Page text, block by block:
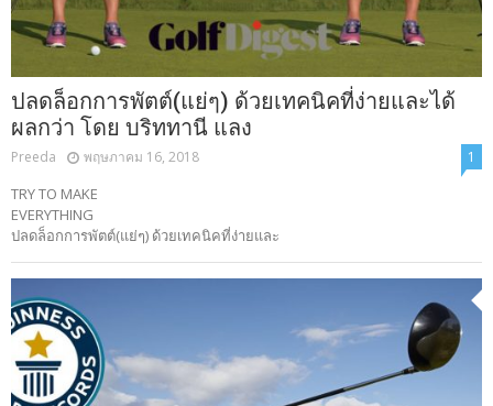
ปลดล็อกการพัตต์(แย่ๆ) ด้วยเทคนิคที่ง่ายและได้
ผลกว่า โดย บริททานี แลง
Preeda พฤษภาคม 16, 2018 1
TRY TO MAKE
ปลดล็อกการพัตต์(แย่ๆ) ด้วยเทคนิคที่ง่ายและ